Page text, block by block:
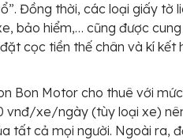
Đồng thời, các loại giấy tờ
bảo hiểm,… cũng được
cọc tiền thế chân và kí kết
Bon Motor cho thuê với
vnđ/xe/ngày (tùy loại xe)
tất cả mọi người. Ngoài ra,